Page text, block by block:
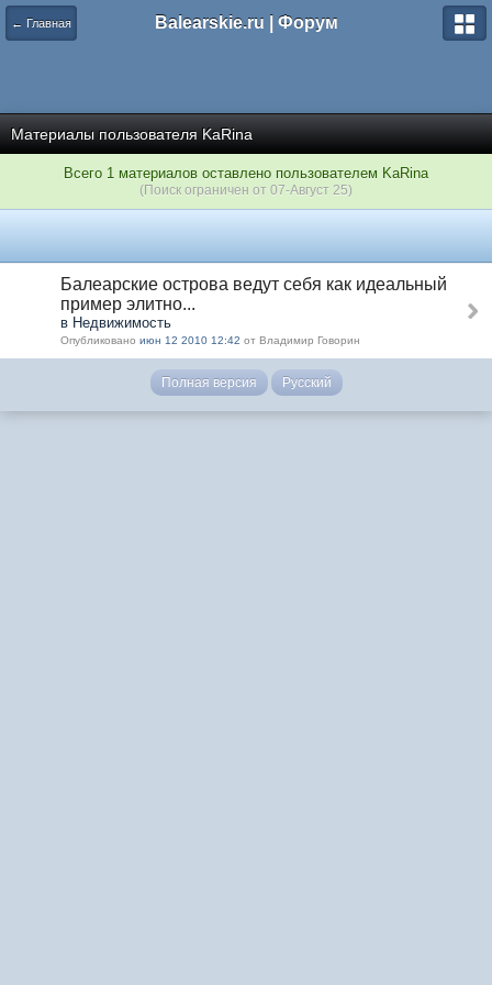
← Главная Balearskie.ru | Форум
Материалы пользователя KaRina
Всего 1 материалов оставлено пользователем KaRina
(Поиск ограничен от 07-Август 25)
Балеарские острова ведут себя как идеальный
пример элитно...
в Недвижимость
Опубликовано июн 12 2010 12:42 от Владимир Говорин
Полная версия Русский